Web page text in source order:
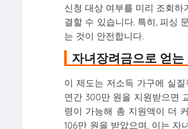
신청 대상 여부를 미리 조회하
결할 수 있습니다. 특히, 피싱
는 것이 안전합니다.
자녀장려금으로 얻는
이 제도는 저소득 가구에 실
연간 300만 원을 지원받으면
령이 가능해 총 지원액이 더
106만 원을 받았으며, 이는 자